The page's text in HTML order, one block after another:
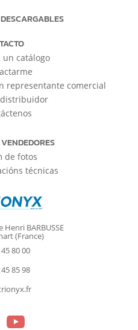
un catálogo
representante comercial
distribuidor
de fotos
técnicas
Henri BARBUSSE
(France)
80 00
85 98